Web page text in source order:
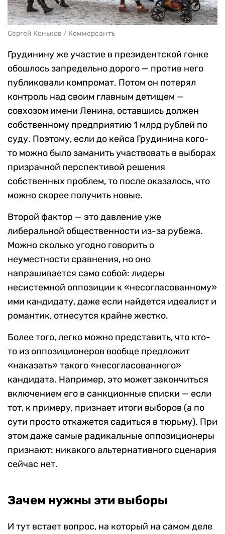
Сергей Коньков / Коммерсантъ
Грудинину же участие в президентской гонке
обошлось запредельно дорого — против него
публиковали компромат. Потом он потерял
контроль над своим главным детищем —
совхозом имени Ленина, оставшись должен
собственному предприятию 1 млрд рублей по
суду. Поэтому, если до кейса Грудинина кого-
то можно было заманить участвовать в выборах
призрачной перспективой решения
собственных проблем, то после оказалось, что
можно скорее получить новые.
Второй фактор — это давление уже
либеральной общественности из-за рубежа.
Можно сколько угодно говорить о
неуместности сравнения, но оно
напрашивается само собой: лидеры
несистемной оппозиции к «несогласованному»
ими кандидату, даже если найдется идеалист и
романтик, отнесутся крайне жестко.
Более того, легко можно представить, что кто-
то из оппозиционеров вообще предложит
«наказать» такого «несогласованного»
кандидата. Например, это может закончиться
включением его в санкционные списки — если
тот, к примеру, признает итоги выборов (а по
сути просто откажется садиться в тюрьму). При
этом даже самые радикальные оппозиционеры
признают: никакого альтернативного сценария
сейчас нет.
Зачем нужны эти выборы
И тут встает вопрос, на который на самом деле